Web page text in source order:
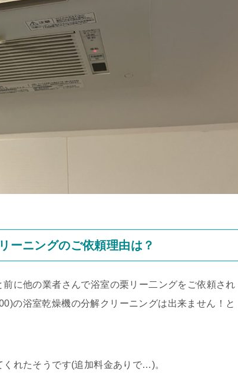
ーニングのご依頼理由は？
に他の業者さんで浴室の栗リー二ングをご依頼され
の浴室乾燥機の分解クリーニングは出来ません！と
れたそうです(追加料金ありで…)。